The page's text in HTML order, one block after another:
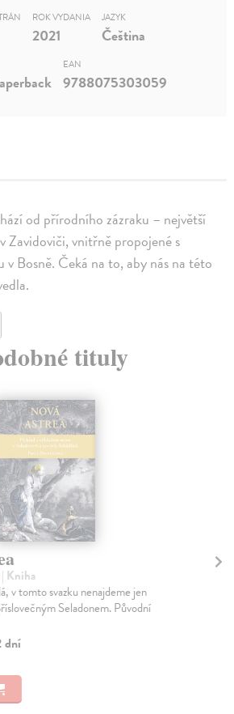
od přírodního zázraku – největší
Zavidoviči, vnitřně propojené s
Bosně. Čeká na to, aby nás na této
ROK VYDANIA
2021
JAZYK
Čeština
EAN
9788075303059
tituly
| Kniha
v tomto svazku nenajdeme jen
Seladonem. Původní
dní